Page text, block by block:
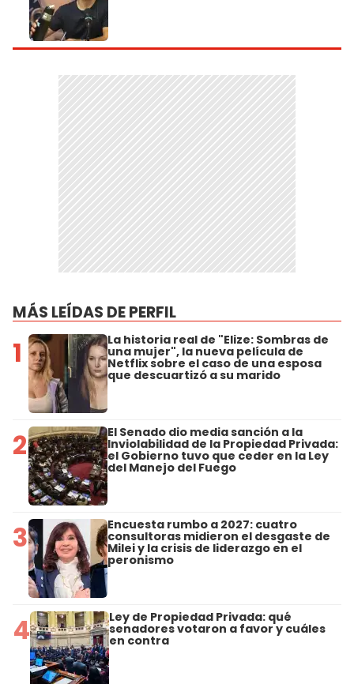
MÁS LEÍDAS DE PERFIL
1 La historia real de "Elize: Sombras de
una mujer", la nueva película de
Netflix sobre el caso de una esposa
que descuartizó a su marido
2 El Senado dio media sanción a la
Inviolabilidad de la Propiedad Privada:
el Gobierno tuvo que ceder en la Ley
del Manejo del Fuego
3 Encuesta rumbo a 2027: cuatro
consultoras midieron el desgaste de
Milei y la crisis de liderazgo en el
peronismo
4 Ley de Propiedad Privada: qué
senadores votaron a favor y cuáles
en contra